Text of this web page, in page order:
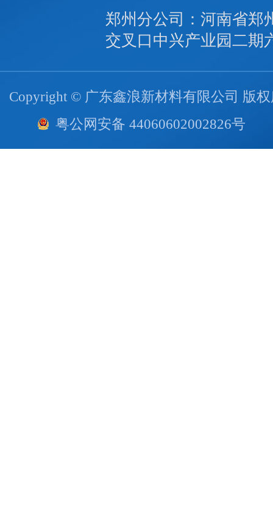
郑州分公司：河南省郑
交叉口中兴产业园二期
Copyright © 广东鑫浪新材料有限公司 版
粤公网安备 44060602002826号